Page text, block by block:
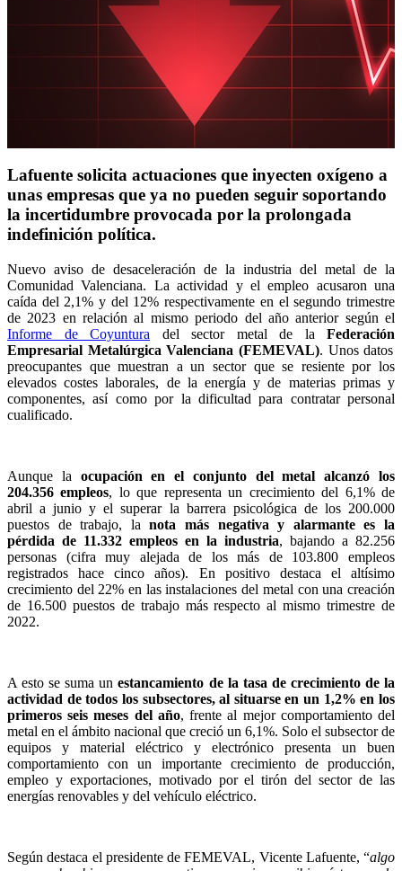
Lafuente solicita actuaciones que inyecten oxígeno a
unas empresas que ya no pueden seguir soportando
la incertidumbre provocada por la prolongada
indefinición política.
Nuevo aviso de desaceleración de la industria del metal de la
Comunidad Valenciana. La actividad y el empleo acusaron una
caída del 2,1% y del 12% respectivamente en el segundo trimestre
de 2023 en relación al mismo periodo del año anterior según el
Informe de Coyuntura del sector metal de la Federación
Empresarial Metalúrgica Valenciana (FEMEVAL). Unos datos
preocupantes que muestran a un sector que se resiente por los
elevados costes laborales, de la energía y de materias primas y
componentes, así como por la dificultad para contratar personal
cualificado.
Aunque la ocupación en el conjunto del metal alcanzó los
204.356 empleos, lo que representa un crecimiento del 6,1% de
abril a junio y el superar la barrera psicológica de los 200.000
puestos de trabajo, lanota más negativa y alarmante es la
pérdida de 11.332 empleos en la industria, bajando a 82.256
personas (cifra muy alejada de los más de 103.800 empleos
registrados hace cinco años). En positivo destaca el altísimo
crecimiento del 22% en las instalaciones del metal con una creación
de 16.500 puestos de trabajo más respecto al mismo trimestre de
2022.
A esto se suma unestancamiento de la tasa de crecimiento de la
actividad de todos los subsectores, al situarse en un 1,2% en los
primeros seis meses del año, frente al mejor comportamiento del
metal en el ámbito nacional que creció un 6,1%. Solo el subsector de
equipos y material eléctrico y electrónico presenta un buen
comportamiento con un importante crecimiento de producción,
empleo y exportaciones, motivado por el tirón del sector de las
energías renovables y del vehículo eléctrico.
Según destaca el presidente de FEMEVAL, Vicente Lafuente, “algo